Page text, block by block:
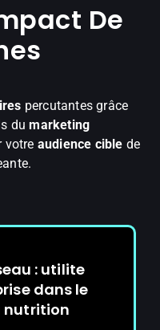
De
percutantes grâce
dumarketing
votre audience cible de
: utilite
dans le
nutrition